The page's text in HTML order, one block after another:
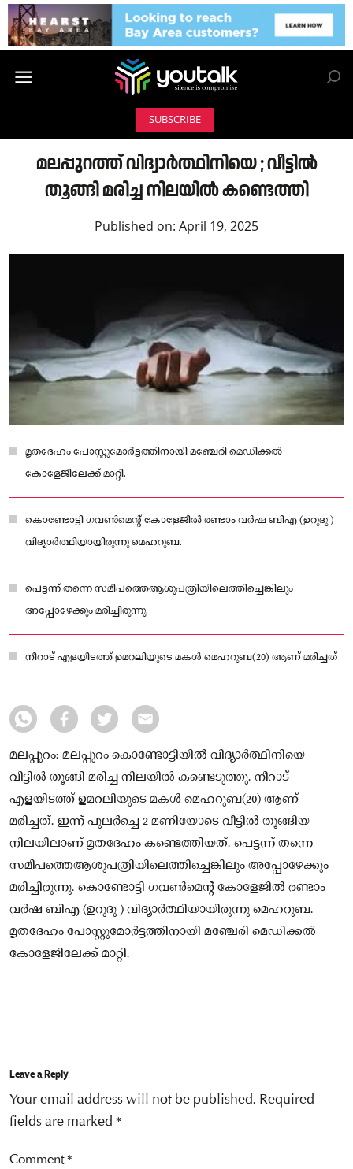
SUBSCRIBE
മലപ്പുറത്ത് വിദ്യാർത്ഥിനിയെ ; വീട്ടിൽ
തൂങ്ങി മരിച്ച നിലയിൽ കണ്ടെത്തി
Published on: April 19, 2025
മൃതദേഹം പോസ്റ്റുമോര്‍ട്ടത്തിനായി മഞ്ചേരി മെഡിക്കല്‍
കോളേജിലേക്ക് മാറ്റി.
കൊണ്ടോട്ടി ഗവൺമെൻ്റ് കോളേജിൽ രണ്ടാം വർഷ ബിഎ (ഉറുദു )
വിദ്യാർത്ഥിയായിരുന്നു മെഹറുബ.
പെട്ടന്ന് തന്നെ സമീപത്തെആശുപത്രിയിലെത്തിച്ചെങ്കിലും
അപ്പോഴേക്കും മരിച്ചിരുന്നു.
നീറാട് എളയിടത്ത് ഉമറലിയുടെ മകൾ മെഹറുബ(20) ആണ് മരിച്ചത്
മലപ്പുറം: മലപ്പുറം കൊണ്ടോട്ടിയിൽ വിദ്യാർത്ഥിനിയെ
വീട്ടിൽ തൂങ്ങി മരിച്ച നിലയിൽ കണ്ടെടുത്തു. നീറാട്
എളയിടത്ത് ഉമറലിയുടെ മകൾ മെഹറുബ(20) ആണ്
മരിച്ചത്. ഇന്ന് പുലർച്ചെ 2 മണിയോടെ വീട്ടിൽ തൂങ്ങിയ
നിലയിലാണ് മൃതദേഹം കണ്ടെത്തിയത്. പെട്ടന്ന് തന്നെ
സമീപത്തെആശുപത്രിയിലെത്തിച്ചെങ്കിലും അപ്പോഴേക്കും
മരിച്ചിരുന്നു. കൊണ്ടോട്ടി ഗവൺമെൻ്റ് കോളേജിൽ രണ്ടാം
വർഷ ബിഎ (ഉറുദു ) വിദ്യാർത്ഥിയായിരുന്നു മെഹറുബ.
മൃതദേഹം പോസ്റ്റുമോര്‍ട്ടത്തിനായി മഞ്ചേരി മെഡിക്കല്‍
കോളേജിലേക്ക് മാറ്റി.
Leave a Reply
Your email address will not be published. Required
fields are marked *
Comment*